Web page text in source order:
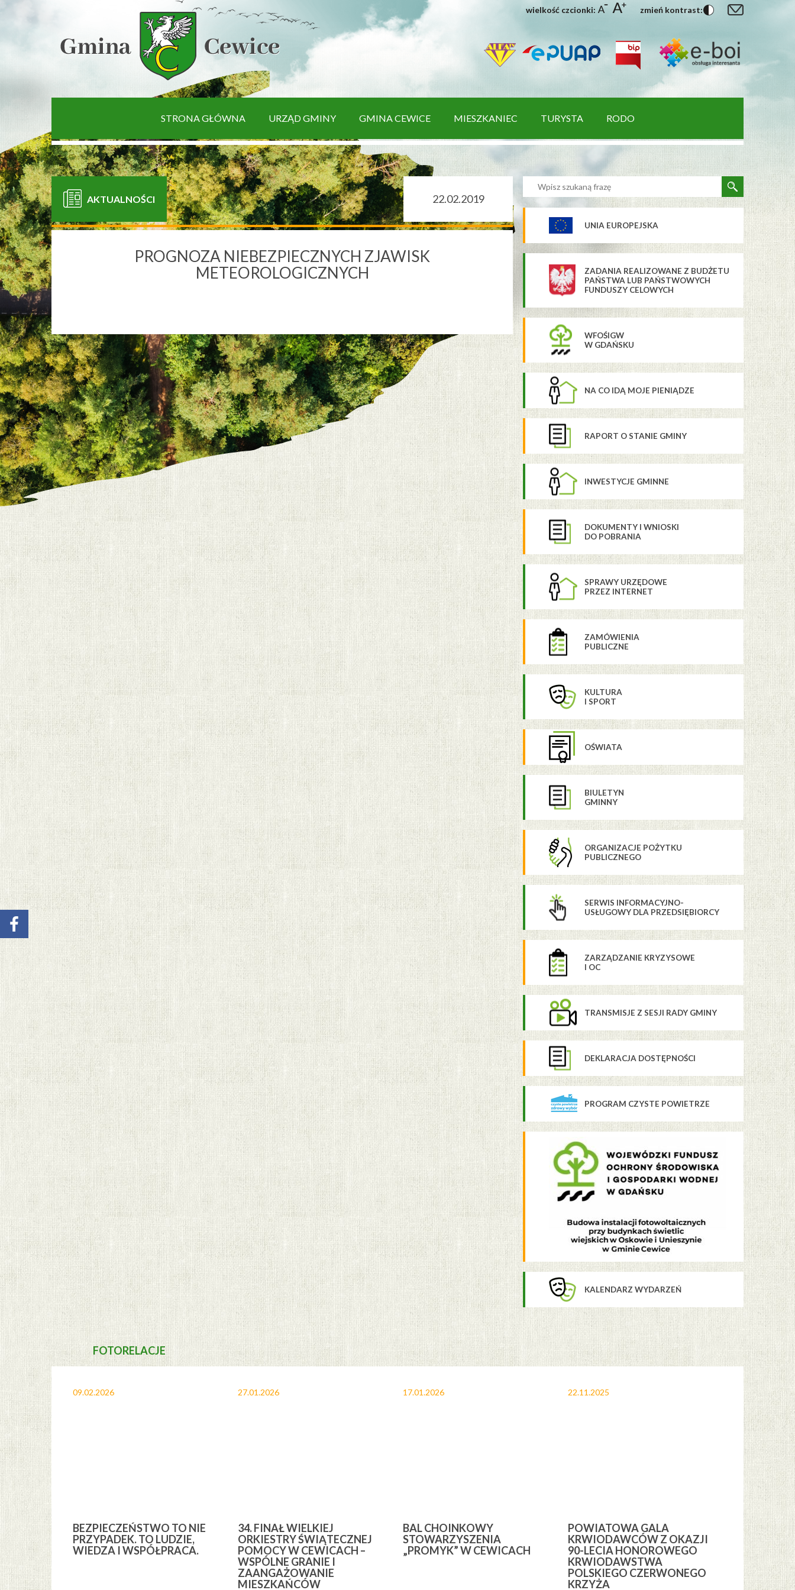
wielkość czcionki: zmień kontrast:
STRONA GŁÓWNA URZĄD GMINY GMINA CEWICE MIESZKANIEC TURYSTA RODO
AKTUALNOŚCI 22.02.2019
PROGNOZA NIEBEZPIECZNYCH ZJAWISK
METEOROLOGICZNYCH
UNIA EUROPEJSKA
ZADANIA REALIZOWANE Z BUDŻETU
PAŃSTWA LUB PAŃSTWOWYCH
FUNDUSZY CELOWYCH
WFOŚIGW
W GDAŃSKU
NA CO IDĄ MOJE PIENIĄDZE
RAPORT O STANIE GMINY
INWESTYCJE GMINNE
DOKUMENTY I WNIOSKI
DO POBRANIA
SPRAWY URZĘDOWE
PRZEZ INTERNET
ZAMÓWIENIA
PUBLICZNE
KULTURA
I SPORT
OŚWIATA
BIULETYN
GMINNY
ORGANIZACJE POŻYTKU
PUBLICZNEGO
SERWIS INFORMACYJNO-
USŁUGOWY DLA PRZEDSIĘBIORCY
ZARZĄDZANIE KRYZYSOWE
I OC
TRANSMISJE Z SESJI RADY GMINY
DEKLARACJA DOSTĘPNOŚCI
PROGRAM CZYSTE POWIETRZE
KALENDARZ WYDARZEŃ
FOTORELACJE
Z
GMINY
09.02.2026
BEZPIECZEŃSTWO TO NIE
PRZYPADEK. TO LUDZIE,
WIEDZA I WSPÓŁPRACA.
27.01.2026
34. FINAŁ WIELKIEJ
ORKIESTRY ŚWIĄTECZNEJ
POMOCY W CEWICACH –
WSPÓLNE GRANIE I
ZAANGAŻOWANIE
MIESZKAŃCÓW
17.01.2026
BAL CHOINKOWY
STOWARZYSZENIA
„PROMYK” W CEWICACH
22.11.2025
POWIATOWA GALA
KRWIODAWCÓW Z OKAZJI
90-LECIA HONOROWEGO
KRWIODAWSTWA
POLSKIEGO CZERWONEGO
KRZYŻA
12.11.2025
OBCHODY
ŚWIĘTA
GMINIE
[interaktywna-mapa]